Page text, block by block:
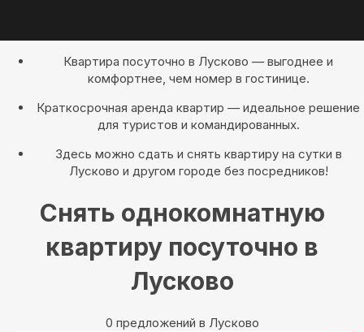
Квартира посуточно в Лусково — выгоднее и
комфортнее, чем номер в гостинице.
Краткосрочная аренда квартир — идеальное решение
для туристов и командированных.
Здесь можно сдать и снять квартиру на сутки в
Лусково и другом городе без посредников!
Снять однокомнатную
квартиру посуточно в
Лусково
0 предложений в Лусково